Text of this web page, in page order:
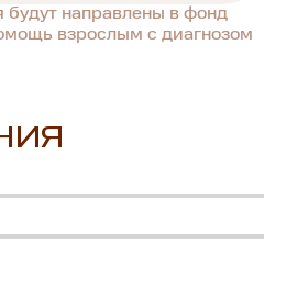
будут направлены в фонд
взрослым с диагнозом